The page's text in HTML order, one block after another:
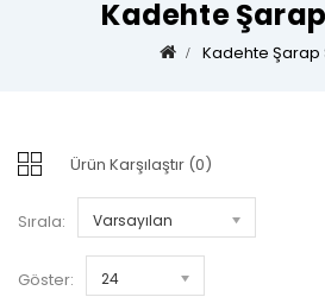
Kadehte
Kadehte Şarap
Ürün Karşılaştır (0)
Sırala: Varsayılan
Göster: 24